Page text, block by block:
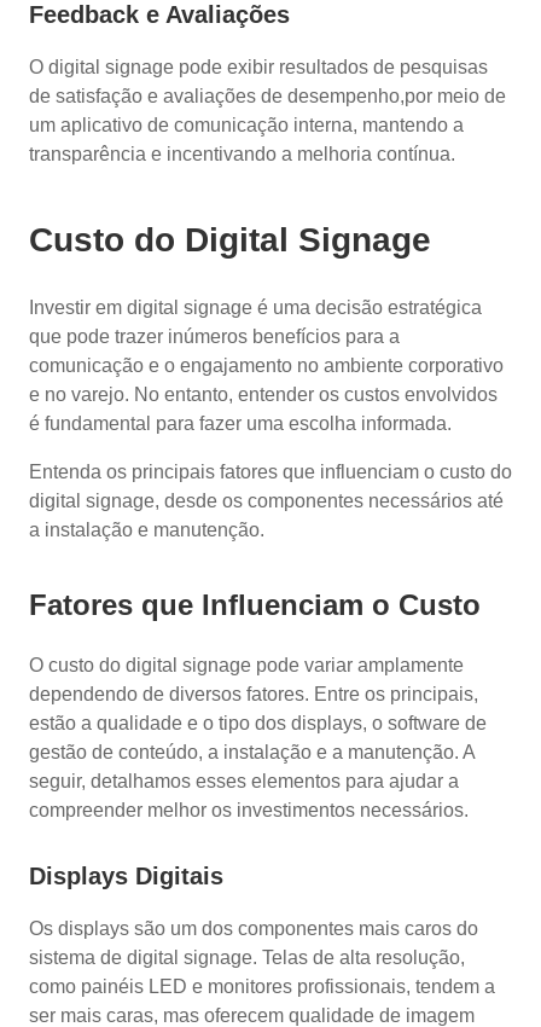
Feedback e Avaliações
O digital signage pode exibir resultados de pesquisas
de satisfação e avaliações de desempenho,por meio de
um aplicativo de comunicação interna, mantendo a
transparência e incentivando a melhoria contínua.
Custo do Digital Signage
Investir em digital signage é uma decisão estratégica
que pode trazer inúmeros benefícios para a
comunicação e o engajamento no ambiente corporativo
e no varejo. No entanto, entender os custos envolvidos
é fundamental para fazer uma escolha informada.
Entenda os principais fatores que influenciam o custo do
digital signage, desde os componentes necessários até
a instalação e manutenção.
Fatores que Influenciam o Custo
O custo do digital signage pode variar amplamente
dependendo de diversos fatores. Entre os principais,
estão a qualidade e o tipo dos displays, o software de
gestão de conteúdo, a instalação e a manutenção. A
seguir, detalhamos esses elementos para ajudar a
compreender melhor os investimentos necessários.
Displays Digitais
Os displays são um dos componentes mais caros do
sistema de digital signage. Telas de alta resolução,
como painéis LED e monitores profissionais, tendem a
ser mais caras, mas oferecem qualidade de imagem